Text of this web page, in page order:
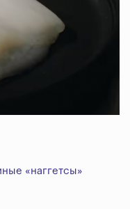
«наггетсы»